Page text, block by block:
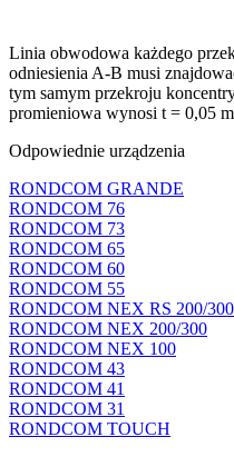
Linia obwodowa każdego
odniesienia A-B musi
tym samym przekroju
promieniowa wynosi t = 0,05
Odpowiednie urządzenia
RONDCOM GRANDE
RONDCOM 76
RONDCOM 73
RONDCOM 65
RONDCOM 60
RONDCOM 55
RONDCOM NEX RS 200/300
RONDCOM NEX 200/300
RONDCOM NEX 100
RONDCOM 43
RONDCOM 41
RONDCOM 31
RONDCOM TOUCH